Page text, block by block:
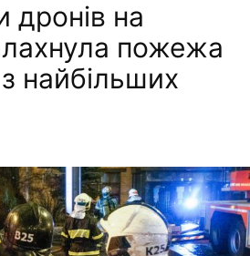
дронів на
пожежа
найбільших